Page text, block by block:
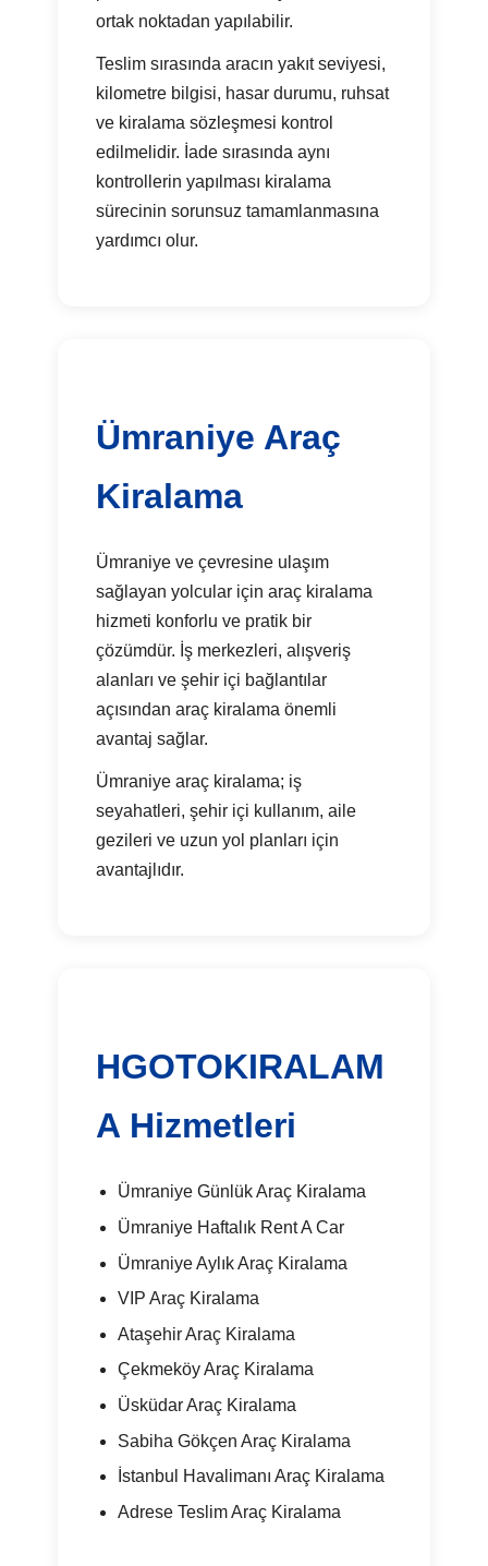
ortak noktadan yapılabilir.
Teslim sırasında aracın yakıt seviyesi,
kilometre bilgisi, hasar durumu, ruhsat
ve kiralama sözleşmesi kontrol
edilmelidir. İade sırasında aynı
kontrollerin yapılması kiralama
sürecinin sorunsuz tamamlanmasına
yardımcı olur.
Ümraniye Araç
Kiralama
Ümraniye ve çevresine ulaşım
sağlayan yolcular için araç kiralama
hizmeti konforlu ve pratik bir
çözümdür. İş merkezleri, alışveriş
alanları ve şehir içi bağlantılar
açısından araç kiralama önemli
avantaj sağlar.
Ümraniye araç kiralama; iş
seyahatleri, şehir içi kullanım, aile
gezileri ve uzun yol planları için
avantajlıdır.
HGOTOKIRALAM
A Hizmetleri
Ümraniye Günlük Araç Kiralama
Ümraniye Haftalık Rent A Car
Ümraniye Aylık Araç Kiralama
VIP Araç Kiralama
Ataşehir Araç Kiralama
Çekmeköy Araç Kiralama
Üsküdar Araç Kiralama
Sabiha Gökçen Araç Kiralama
İstanbul Havalimanı Araç Kiralama
Adrese Teslim Araç Kiralama